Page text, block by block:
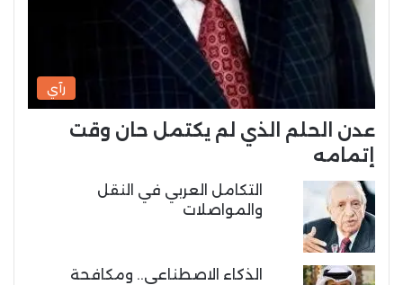
رآي
عدن الحلم الذي لم يكتمل حان وقت
إتمامه
التكامل العربي في النقل
والمواصلات
الذكاء الاصطناعي.. ومكافحة